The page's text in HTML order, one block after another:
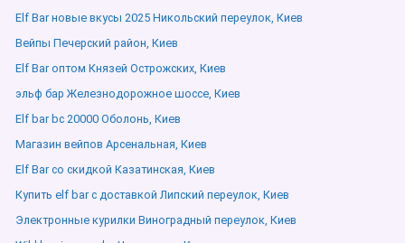
Elf Bar новые вкусы 2025 Никольский переулок, Киев
Вейпы Печерский район, Киев
Elf Bar оптом Князей Острожских, Киев
эльф бар Железнодорожное шоссе, Киев
Elf bar bc 20000 Оболонь, Киев
Магазин вейпов Арсенальная, Киев
Elf Bar со скидкой Казатинская, Киев
Купить elf bar с доставкой Липский переулок, Киев
Электронные курилки Виноградный переулок, Киев